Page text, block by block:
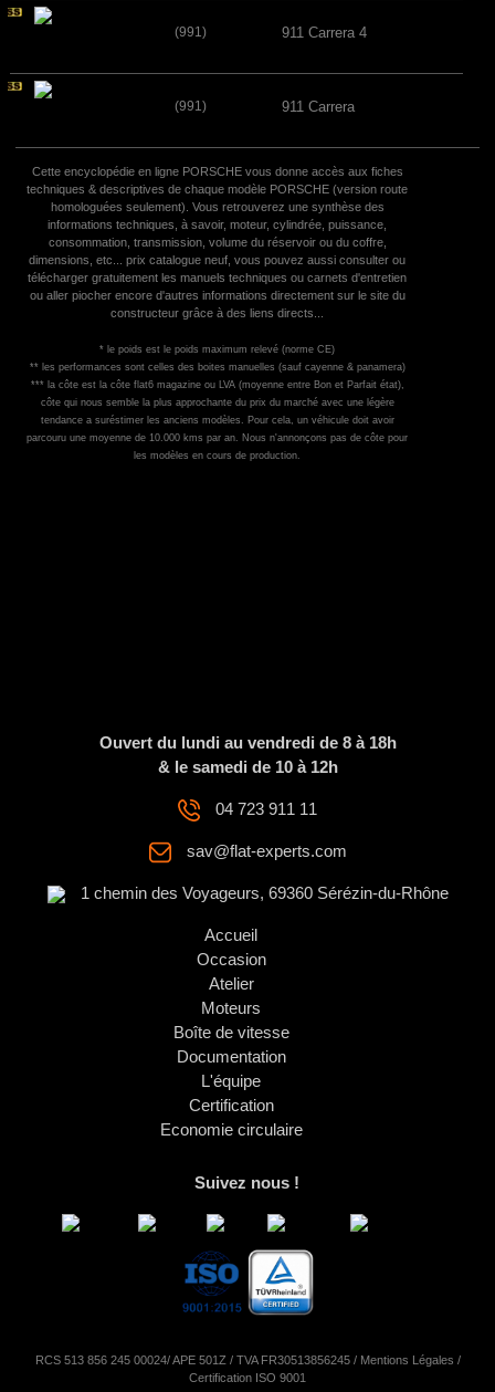
(991) 911 Carrera 4
(991) 911 Carrera
Cette encyclopédie en ligne PORSCHE vous donne accès aux fiches
techniques & descriptives de chaque modèle PORSCHE (version route
homologuées seulement). Vous retrouverez une synthèse des
informations techniques, à savoir, moteur, cylindrée, puissance,
consommation, transmission, volume du réservoir ou du coffre,
dimensions, etc... prix catalogue neuf, vous pouvez aussi consulter ou
télécharger gratuitement les manuels techniques ou carnets d'entretien
ou aller piocher encore d'autres informations directement sur le site du
constructeur grâce à des liens directs...
* le poids est le poids maximum relevé (norme CE)
** les performances sont celles des boites manuelles (sauf cayenne & panamera)
*** la côte est la côte flat6 magazine ou LVA (moyenne entre Bon et Parfait état),
côte qui nous semble la plus approchante du prix du marché avec une légère
tendance a suréstimer les anciens modèles. Pour cela, un véhicule doit avoir
parcouru une moyenne de 10.000 kms par an. Nous n'annonçons pas de côte pour
les modèles en cours de production.
Ouvert du lundi au vendredi de 8 à 18h
& le samedi de 10 à 12h
04 723 911 11
sav@flat-experts.com
1 chemin des Voyageurs, 69360 Sérézin-du-Rhône
Accueil
Occasion
Atelier
Moteurs
Boîte de vitesse
Documentation
L'équipe
Certification
Economie circulaire
Suivez nous !
RCS 513 856 245 00024/ APE 501Z / TVA FR30513856245 / Mentions Légales /
Certification ISO 9001